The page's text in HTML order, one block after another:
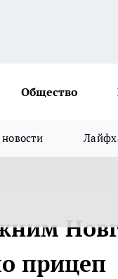
Общество
прицеп